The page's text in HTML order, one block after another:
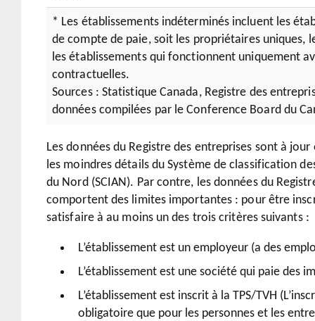
* Les établissements indéterminés incluent les
de compte de paie, soit les propriétaires uniques,
les établissements qui fonctionnent uniquement
contractuelles.
Sources : Statistique Canada, Registre des
données compilées par le Conference Board du
Les données du Registre des entreprises sont à
les moindres détails du Système de classification
du Nord (SCIAN). Par contre, les données du
comportent des limites importantes : pour être
satisfaire à au moins un des trois critères suivants :
L’établissement est un employeur (a des
L’établissement est une société qui paie des
L’établissement est inscrit à la TPS/TVH
obligatoire que pour les personnes et les